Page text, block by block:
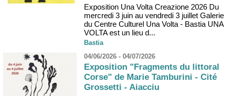
Exposition Una Volta Creazione 2026 Du
mercredi 3 juin au vendredi 3 juillet Galerie
du Centre Culturel Una Volta - Bastia UNA
VOLTA est un lieu d...
Bastia
04/06/2026 - 04/07/2026
Exposition "Fragments du littoral
Corse" de Marie Tamburini - Cité
Grossetti - Aiacciu